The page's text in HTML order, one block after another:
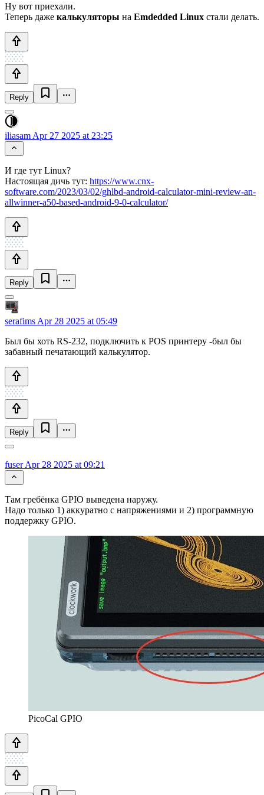
Ну вот приехали.
Теперь даже калькуляторы на Emdedded Linux стали делать.
Reply
iliasam Apr 27 2025 at 23:25
И где тут Linux?
Настоящая дичь тут: https://www.cnx-
software.com/2023/03/02/ghlbd-android-calculator-mini-review-an-
allwinner-a50-based-android-9-0-calculator/
Reply
serafims Apr 28 2025 at 05:49
Был бы хоть RS-232, подключить к POS принтеру -был бы
забавный печатающий калькулятор.
Reply
fuserApr 28 2025 at 09:21
Там гребёнка GPIO выведена наружу.
Надо только 1) аккуратно с напряжениями и 2) программную
поддержку GPIO.
PicoCal GPIO